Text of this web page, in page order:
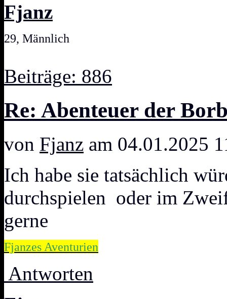
Fjanz
29, Männlich
Beiträge: 886
Re: Abenteuer der
von Fjanz am 04.01.2025
Ich habe sie tatsächlich
durchspielen oder im
gerne
Fjanzes Aventurien
Antworten